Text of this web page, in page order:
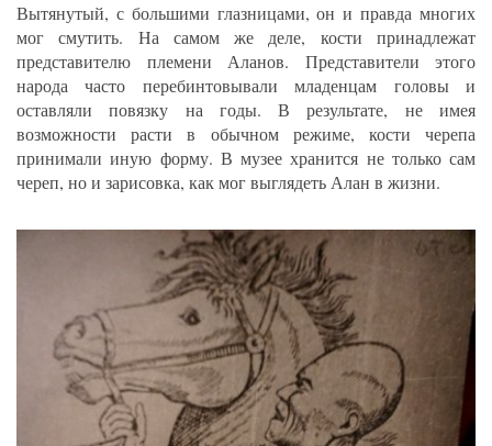
Вытянутый, с большими глазницами, он и правда многих
мог смутить. На самом же деле, кости принадлежат
представителю племени Аланов. Представители этого
народа часто перебинтовывали младенцам головы и
оставляли повязку на годы. В результате, не имея
возможности расти в обычном режиме, кости черепа
принимали иную форму. В музее хранится не только сам
череп, но и зарисовка, как мог выглядеть Алан в жизни.